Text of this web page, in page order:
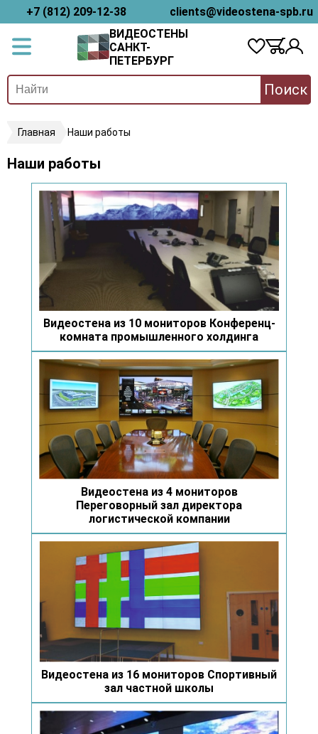
+7 (812) 209-12-38
clients@videostena-spb.ru
ВИДЕОСТЕНЫ
САНКТ-
ПЕТЕРБУРГ
Поиск
Главная Наши работы
Наши работы
Видеостена из 10 мониторов Конференц-
комната промышленного холдинга
Видеостена из 4 мониторов
Переговорный зал директора
логистической компании
Видеостена из 16 мониторов Спортивный
зал частной школы